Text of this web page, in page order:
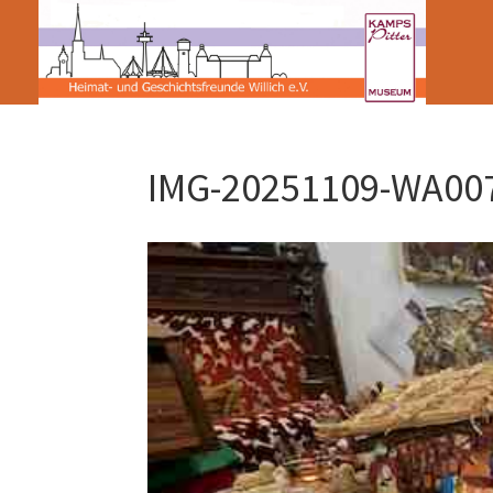
IMG-20251109-